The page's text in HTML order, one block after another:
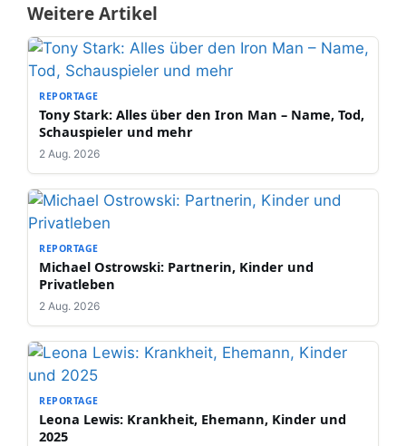
Weitere Artikel
REPORTAGE
Tony Stark: Alles über den Iron Man – Name, Tod,
Schauspieler und mehr
2 Aug. 2026
REPORTAGE
Michael Ostrowski: Partnerin, Kinder und
Privatleben
2 Aug. 2026
REPORTAGE
Leona Lewis: Krankheit, Ehemann, Kinder und
2025